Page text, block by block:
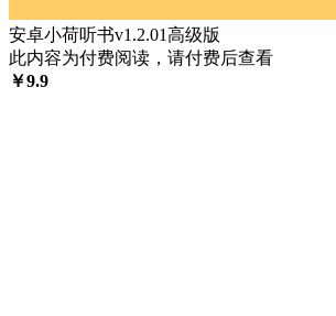
安卓小荷听书v1.2.01高级版
此内容为付费阅读，请付费后查看
￥9.9